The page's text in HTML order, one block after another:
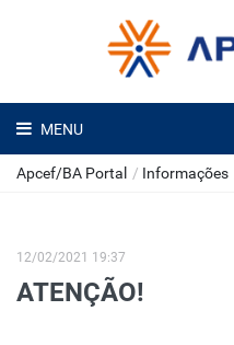
MENU
Apcef/BA Portal / Informações
12/02/2021 19:37
ATENÇÃO!